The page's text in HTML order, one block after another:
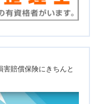
賠償保険にきちんと